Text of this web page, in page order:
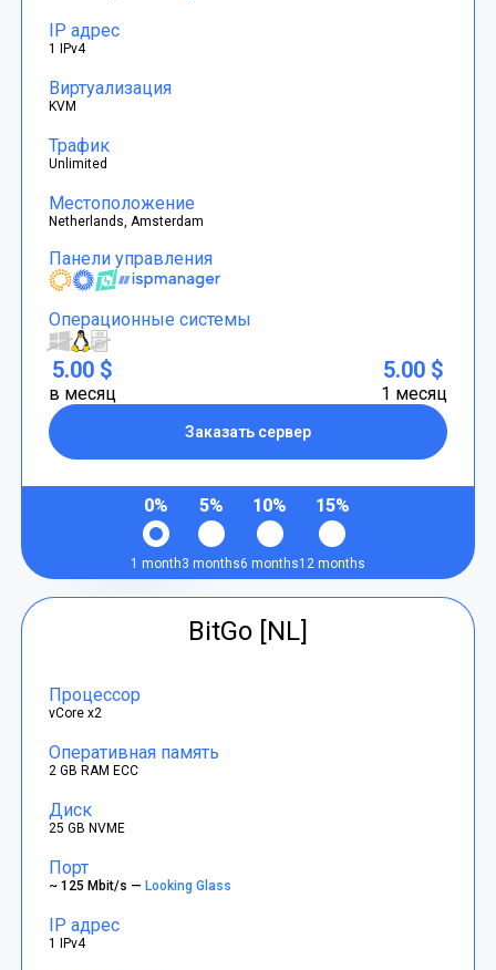
IP адрес
1 IPv4
Виртуализация
KVM
Трафик
Unlimited
Местоположение
Netherlands, Amsterdam
Панели управления
Операционные системы
5.00 $
в месяц
Заказать сервер
5.00 $
1 месяц
0%
1 month
5%
3 months
10%
6 months
15%
12 months
BitGo [NL]
Процессор
vCore x2
Оперативная память
2 GB RAM ECC
Диск
25 GB NVME
Порт
~ 125 Mbit/s —Looking Glass
IP адрес
1 IPv4